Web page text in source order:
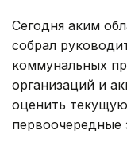
Сегодня аким
собрал
коммунальных
организаций и
оценить
первоочередные